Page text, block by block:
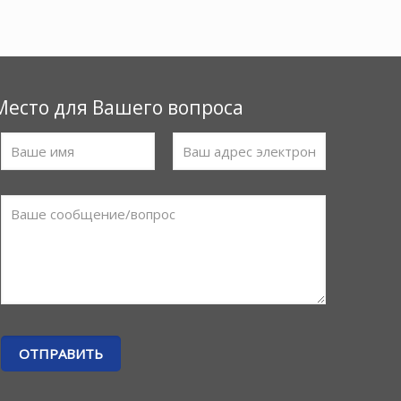
для Вашего вопроса